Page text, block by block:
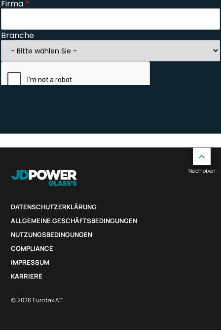
DATENSCHUTZERKLÄRUNG
ALLGEMEINE GESCHÄFTSBEDINGUNGEN
NUTZUNGSBEDINGUNGEN
COMPLIANCE
IMPRESSUM
KARRIERE
© 2026 Eurotax AT
Nach oben